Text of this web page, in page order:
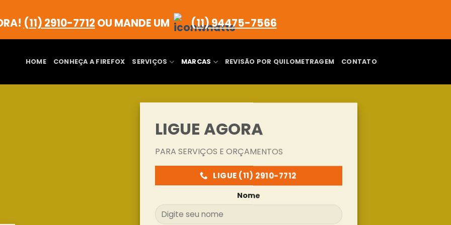
(11) 2910-7712 OU MANDE UM (11) 94475-7566
HOME CONHEÇA A FIREFOX SERVIÇOS MARCAS REVISÃO POR QUILOMETRAGEM CONTATO
LIGUE AGORA
PARA SERVIÇOS E ORÇAMENTOS
LIGUE (11) 2910-7712
Nome